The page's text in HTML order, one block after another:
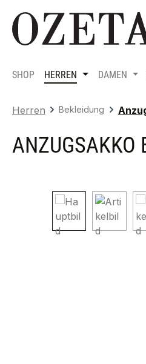
Hauptinhalt springen
Zur Suche springen
Zur Hauptnavigation
SHOP HERREN DAMEN
Herren Bekleidung
ANZUGSAKKO
Bildergalerie überspringen